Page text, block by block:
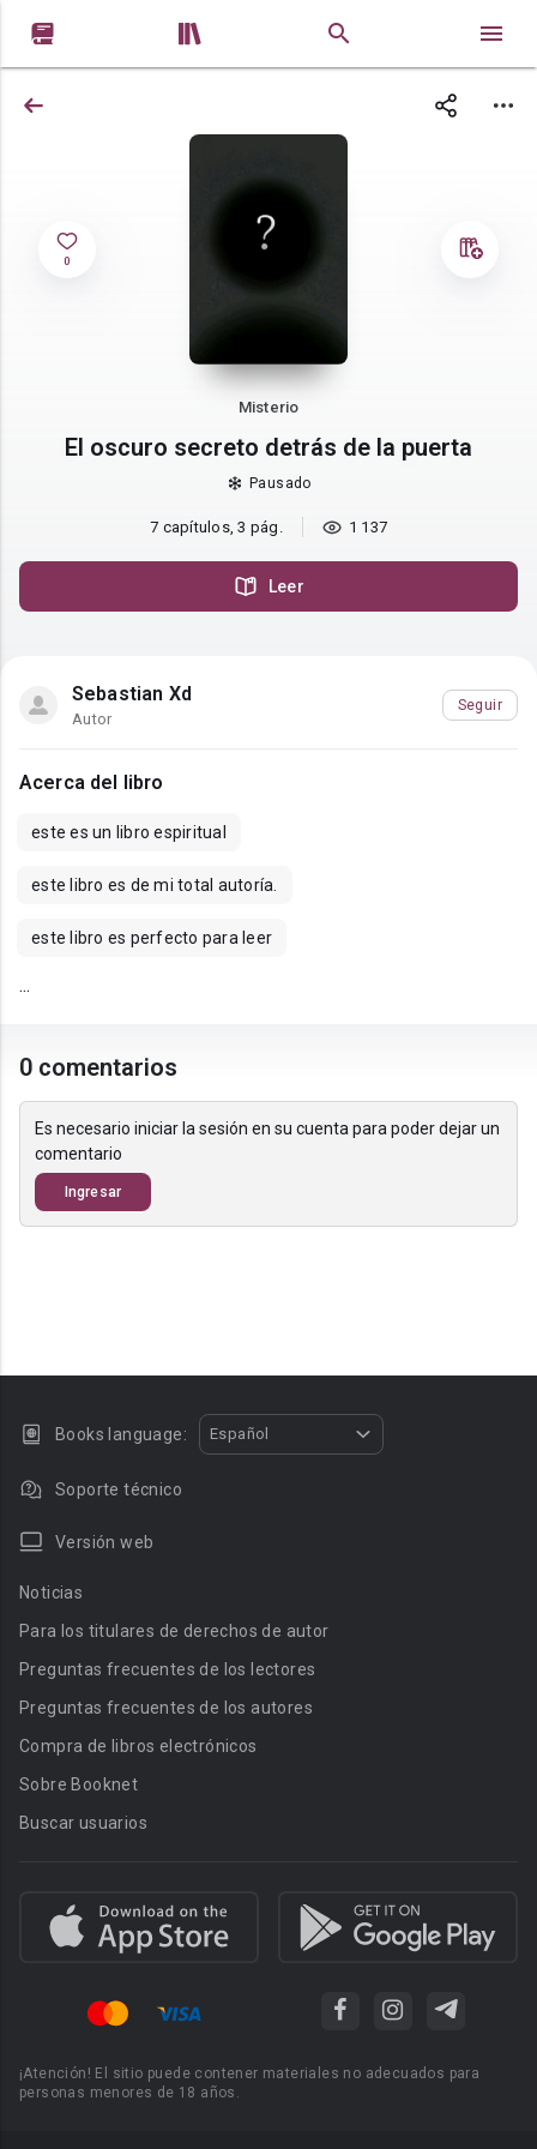
 
0
Misterio
El oscuro secreto detrás de la puerta
Pausado
7 capítulos, 3 pág. 1 137
Leer
Sebastian Xd
Autor
Seguir
Acerca del libro
este es un libro espiritual
este libro es de mi total autoría.
este libro es perfecto para leer
...
0 comentarios
Es necesario iniciar la sesión en su cuenta para poder dejar un
comentario
Ingresar
Books language: Español
Soporte técnico
Versión web
Noticias
Para los titulares de derechos de autor
Preguntas frecuentes de los lectores
Preguntas frecuentes de los autores
Compra de libros electrónicos
Sobre Booknet
Buscar usuarios
¡Atención! El sitio puede contener materiales no adecuados para
personas menores de 18 años.